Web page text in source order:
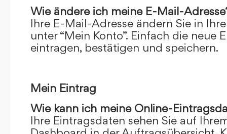
Wie ändere ich meine E-Mail-
Ihre E-Mail-Adresse ändern Sie in
unter “Mein Konto”. Einfach die neue
eintragen, bestätigen und speichern.
Mein Eintrag
Wie kann ich meine Online-
Ihre Eintragsdaten sehen Sie auf